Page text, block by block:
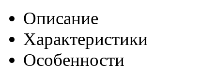
Описание
Характеристики
Особенности